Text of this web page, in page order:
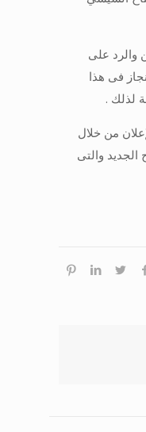
والرد على
فى هذا
لذلك .
من خلال
والتى